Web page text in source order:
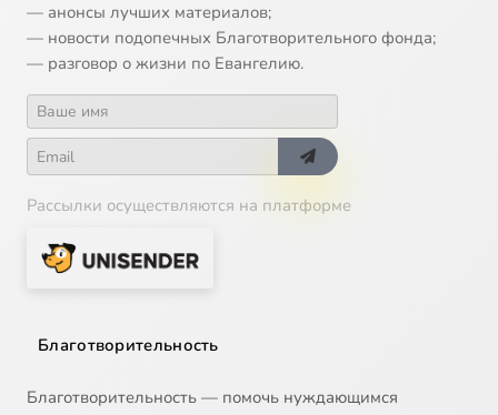
— анонсы лучших материалов;
— новости подопечных Благотворительного фонда;
— разговор о жизни по Евангелию.
Рассылки осуществляются на платформе
Благотворительность
Благотворительность — помочь нуждающимся